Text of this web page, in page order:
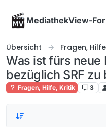
MediathekView-
Übersicht Fragen,
Was ist fürs
bezüglich SRF zu
Fragen, Hilfe, Kritik 3